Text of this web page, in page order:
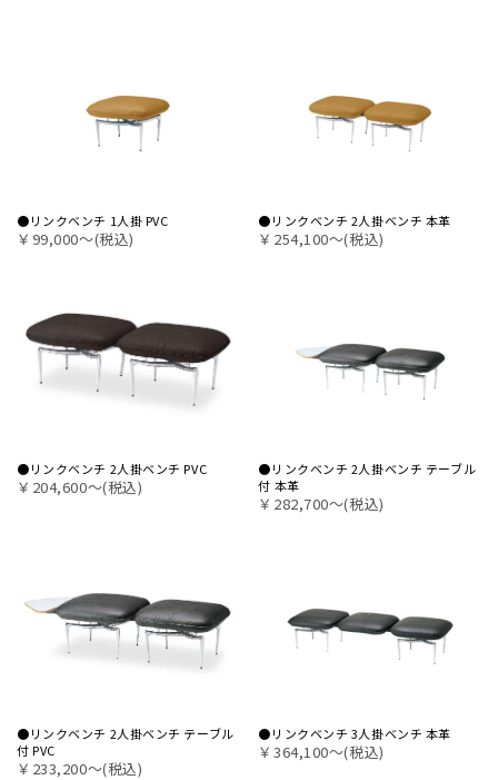
●リンクベンチ 1人掛 PVC
￥99,000〜(税込)
●リンクベンチ 2人掛ベンチ 本革
￥254,100〜(税込)
●リンクベンチ 2人掛ベンチ PVC
￥204,600〜(税込)
●リンクベンチ 2人掛ベンチ テーブル
付 本革
￥282,700〜(税込)
●リンクベンチ 2人掛ベンチ テーブル
付 PVC
￥233,200〜(税込)
●リンクベンチ 3人掛ベンチ 本革
￥364,100〜(税込)